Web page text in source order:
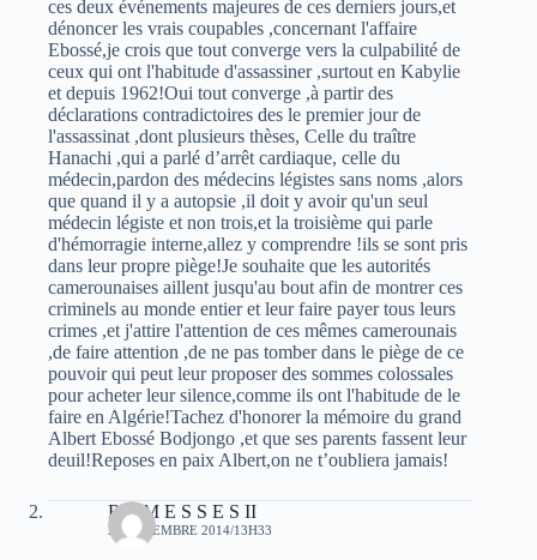
ces deux événements majeures de ces derniers jours,et
dénoncer les vrais coupables ,concernant l'affaire
Ebossé,je crois que tout converge vers la culpabilité de
ceux qui ont l'habitude d'assassiner ,surtout en Kabylie
et depuis 1962!Oui tout converge ,à partir des
déclarations contradictoires des le premier jour de
l'assassinat ,dont plusieurs thèses, Celle du traître
Hanachi ,qui a parlé d’arrêt cardiaque, celle du
médecin,pardon des médecins légistes sans noms ,alors
que quand il y a autopsie ,il doit y avoir qu'un seul
médecin légiste et non trois,et la troisième qui parle
d'hémorragie interne,allez y comprendre !ils se sont pris
dans leur propre piège!Je souhaite que les autorités
camerounaises aillent jusqu'au bout afin de montrer ces
criminels au monde entier et leur faire payer tous leurs
crimes ,et j'attire l'attention de ces mêmes camerounais
,de faire attention ,de ne pas tomber dans le piège de ce
pouvoir qui peut leur proposer des sommes colossales
pour acheter leur silence,comme ils ont l'habitude de le
faire en Algérie!Tachez d'honorer la mémoire du grand
Albert Ebossé Bodjongo ,et que ses parents fassent leur
deuil!Reposes en paix Albert,on ne t’oubliera jamais!
R A M E S S E S II
20 DÉCEMBRE 2014/13H33